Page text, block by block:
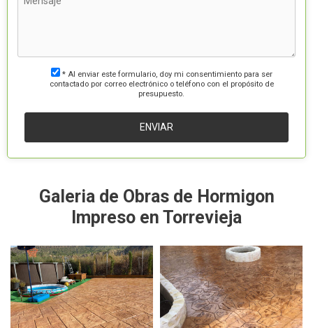
* Al enviar este formulario, doy mi consentimiento para ser
contactado por correo electrónico o teléfono con el propósito de
presupuesto.
Galeria de Obras de Hormigon
Impreso en Torrevieja